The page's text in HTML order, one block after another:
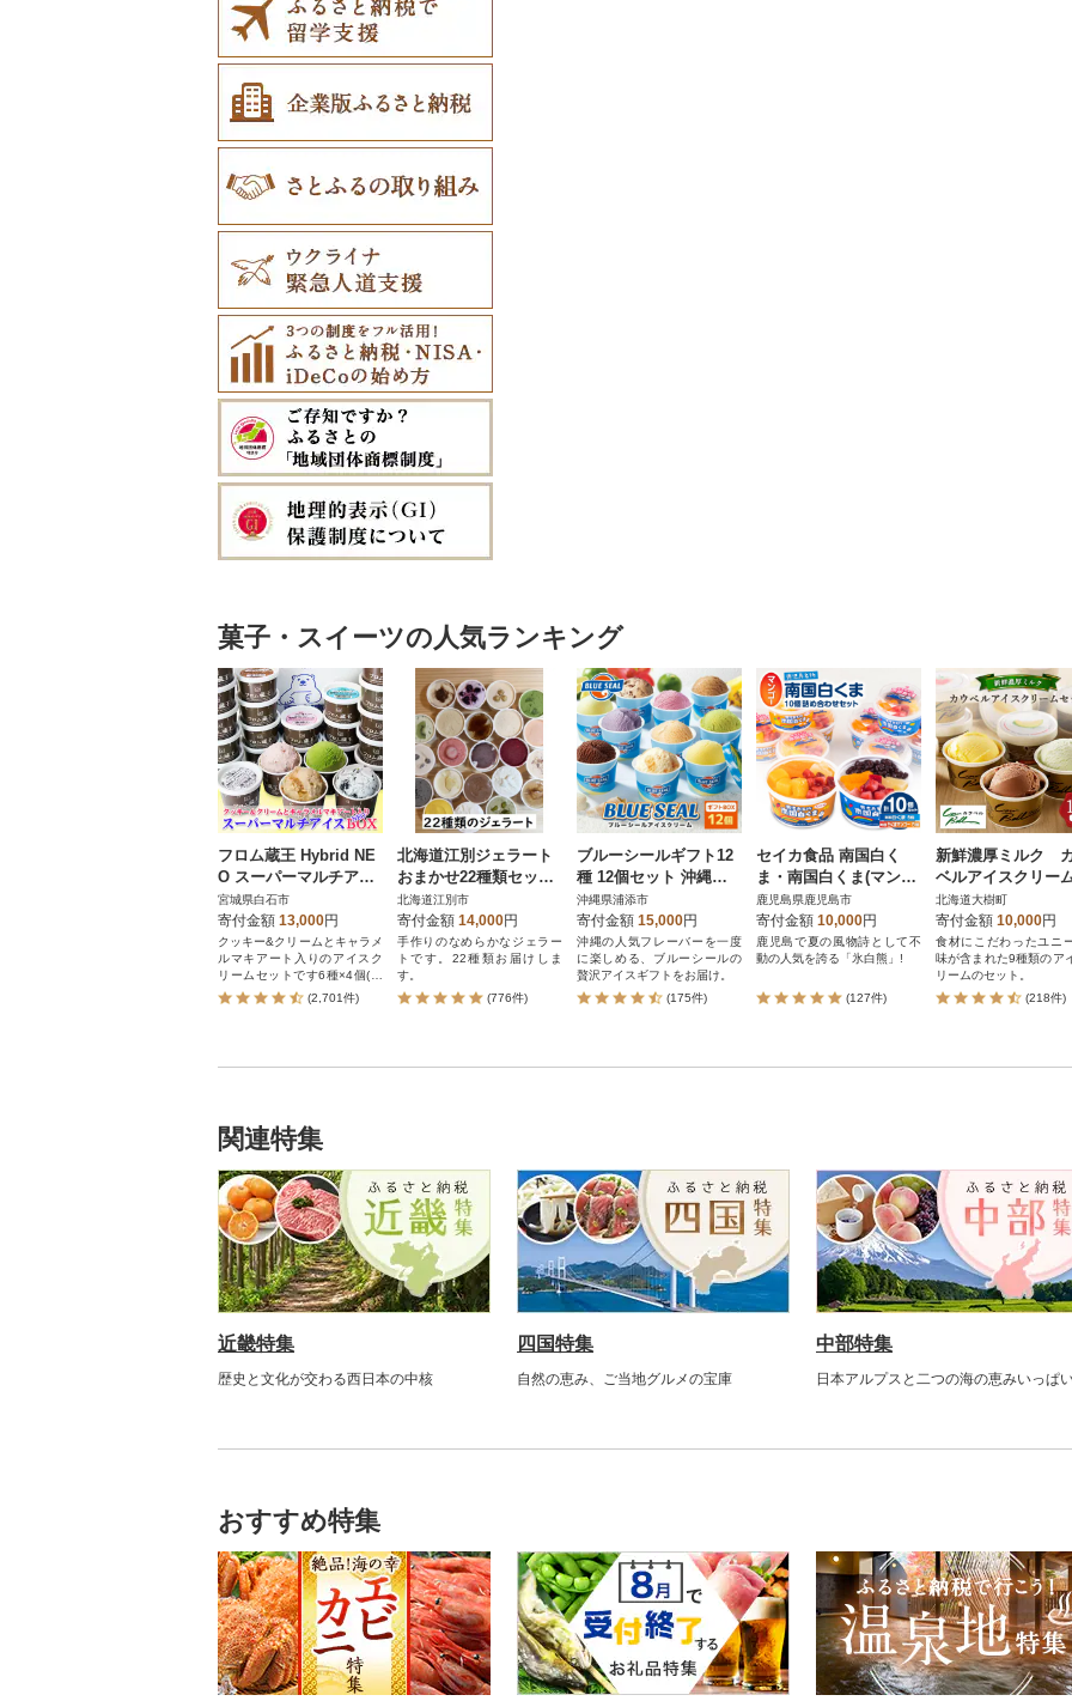
菓子・スイーツの人気ランキング
フロム蔵王 Hybrid NE
O スーパーマルチアイ
スクリームBOX24(6種
×4個)
宮城県白石市
寄付金額 13,000円
クッキー&クリームとキャラメ
ルマキアート入りのアイスク
リームセットです6種×4個(合
計24個)
(2,701件)
北海道江別ジェラート
おまかせ22種類セット
<80ml×22個>
北海道江別市
寄付金額 14,000円
手作りのなめらかなジェラー
トです。22種類お届けしま
す。
(776件)
ブルーシールギフト12
種 12個セット 沖縄人
気フレーバー詰め合わ
せ
沖縄県浦添市
寄付金額 15,000円
沖縄の人気フレーバーを一度
に楽しめる、ブルーシールの
贅沢アイスギフトをお届け。
(175件)
セイカ食品 南国白く
ま・南国白くま(マンゴ
ー)詰め合わせセット
K051-001
鹿児島県鹿児島市
寄付金額 10,000円
鹿児島で夏の風物詩として不
動の人気を誇る「氷白熊」!
(127件)
新鮮濃厚ミルク
ベルアイスクリー
ット9種16個
北海道大樹町
寄付金額 10,000円
食材にこだわったユニ
味が含まれた9種類のア
リームのセット。
(218件)
関連特集
近畿特集
歴史と文化が交わる西日本の中核
四国特集
自然の恵み、ご当地グルメの宝庫
中部特集
日本アルプスと二つの海の恵みいっぱ
おすすめ特集